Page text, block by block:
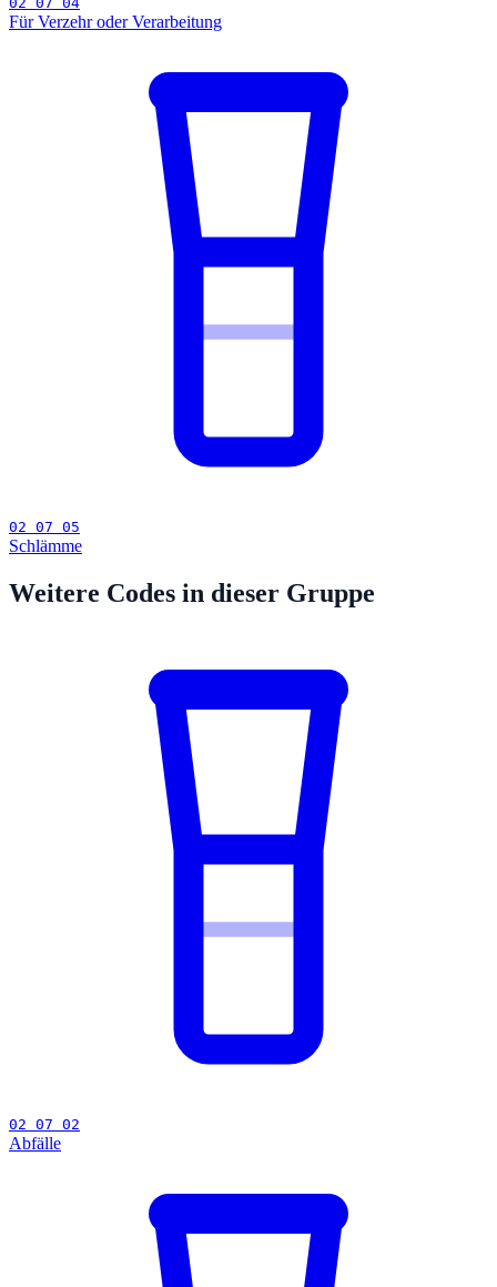
Für Verzehr oder Verarbeitung
02 07 05
Schlämme
Weitere Codes in dieser Gruppe
02 07 02
Abfälle